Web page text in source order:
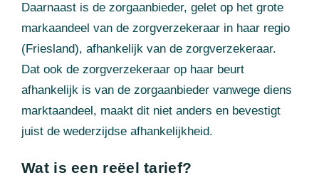
Daarnaast is de zorgaanbieder, gelet op het grote
markaandeel van de zorgverzekeraar in haar regio
(Friesland), afhankelijk van de zorgverzekeraar.
Dat ook de zorgverzekeraar op haar beurt
afhankelijk is van de zorgaanbieder vanwege diens
marktaandeel, maakt dit niet anders en bevestigt
juist de wederzijdse afhankelijkheid.
Wat is een reëel tarief?